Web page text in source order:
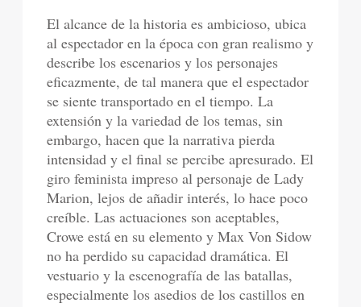
El alcance de la historia es ambicioso, ubica
al espectador en la época con gran realismo y
describe los escenarios y los personajes
eficazmente, de tal manera que el espectador
se siente transportado en el tiempo. La
extensión y la variedad de los temas, sin
embargo, hacen que la narrativa pierda
intensidad y el final se percibe apresurado. El
giro feminista impreso al personaje de Lady
Marion, lejos de añadir interés, lo hace poco
creíble. Las actuaciones son aceptables,
Crowe está en su elemento y Max Von Sidow
no ha perdido su capacidad dramática. El
vestuario y la escenografía de las batallas,
especialmente los asedios de los castillos en